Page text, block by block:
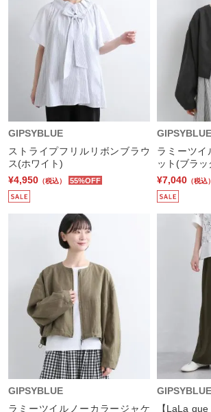
GIPSYBLUE
ストライプフリルリボンブラウ
ス(ホワイト)
¥4,950 （税込） 55%OFF
GIPSYBLUE
ラミーツイ
ット(ブラッ
¥7,040 （税込）
GIPSYBLUE
ラミーツイルノーカラージャケ
GIPSYBLUE
【LaLa